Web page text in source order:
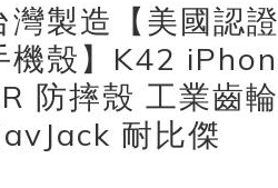
灣製造【美國認
機殼】K42
防摔殼 工業齒
耐比傑